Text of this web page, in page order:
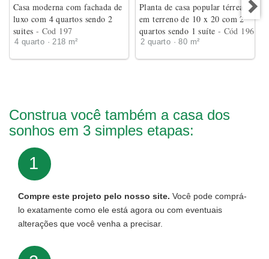
Casa moderna com fachada de
luxo com 4 quartos sendo 2
suites - Cod 197
4 quarto · 218 m²
Planta de casa popular térrea
em terreno de 10 x 20 com 2
quartos sendo 1 suíte - Cód 196
2 quarto · 80 m²
Construa você também a casa dos
sonhos em 3 simples etapas:
1
Compre este projeto pelo nosso site. Você pode comprá-
lo exatamente como ele está agora ou com eventuais
alterações que você venha a precisar.